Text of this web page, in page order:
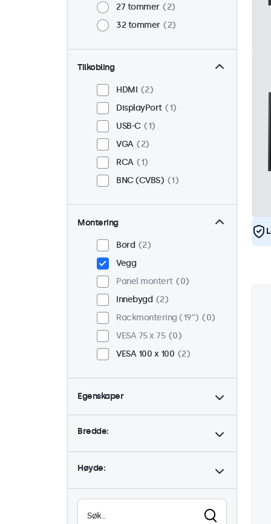
27 tommer
2
32 tommer
2
Tilkobling
HDMI
2
DisplayPort
1
USB-C
1
VGA
2
RCA
1
BNC (CVBS)
1
Montering
Bord
2
Vegg
Panel montert
0
Innebygd
2
Rackmontering (19")
0
VESA 75 x 75
0
VESA 100 x 100
2
Egenskaper
4:3 / 5:4
0
Dimbar
2
Høy lysstyrke
0
Bredde:
Høyde: